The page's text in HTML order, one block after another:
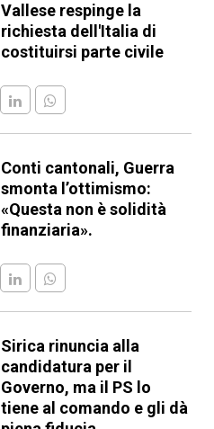
Vallese respinge la
richiesta dell'Italia di
costituirsi parte civile
Conti cantonali, Guerra
smonta l’ottimismo:
«Questa non è solidità
finanziaria».
Sirica rinuncia alla
candidatura per il
Governo, ma il PS lo
tiene al comando e gli dà